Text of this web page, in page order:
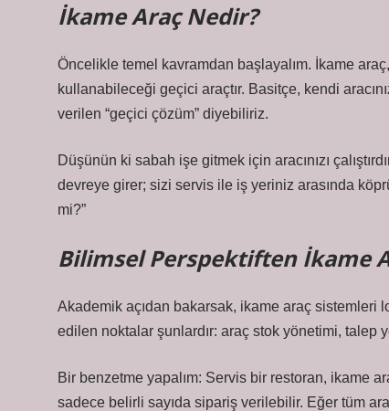
İkame Araç Nedir?
Öncelikle temel kavramdan başlayalım. İkame
kullanabileceği geçici araçtır. Basitçe, kendi
verilen “geçici çözüm” diyebiliriz.
Düşünün ki sabah işe gitmek için aracınızı
devreye girer; sizi servis ile iş yeriniz arasında
mi?”
Bilimsel Perspektiften İkame
Akademik açıdan bakarsak, ikame araç
edilen noktalar şunlardır: araç stok yönetimi,
Bir benzetme yapalım: Servis bir restoran, ikame
sadece belirli sayıda sipariş verilebilir. Eğer tüm